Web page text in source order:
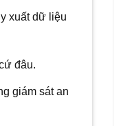
xuất dữ liệu
đâu.
giám sát an